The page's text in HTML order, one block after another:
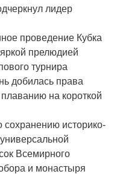
лидер
проведение Кубка
прелюдией
турнира
добилась права
на короткой
историко-
Всемирного
и монастыря